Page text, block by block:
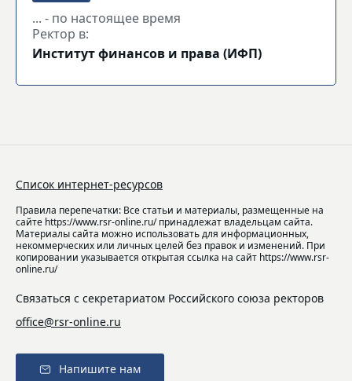
... - по настоящее время
Ректор в:
Институт финансов и права (ИФП)
Список интернет-ресурсов
Правила перепечатки: Все статьи и материалы, размещенные на
сайте https://www.rsr-online.ru/ принадлежат владельцам сайта.
Материалы сайта можно использовать для информационных,
некоммерческих или личных целей без правок и изменений. При
копировании указывается открытая ссылка на сайт https://www.rsr-
online.ru/
Связаться с секретариатом Российского союза ректоров
office@rsr-online.ru
Напишите нам